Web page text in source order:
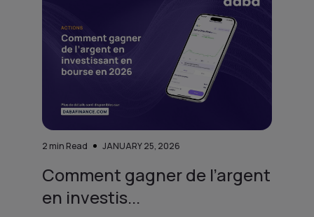
2 min Read JANUARY 25, 2026
Comment gagner de l’argent
en investis...